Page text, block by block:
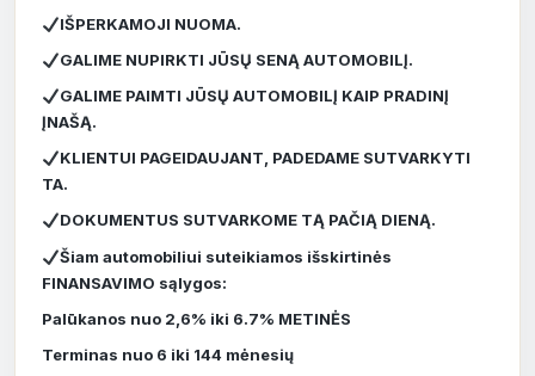
IŠPERKAMOJI NUOMA.
GALIME NUPIRKTI JŪSŲ SENĄ AUTOMOBILĮ.
GALIME PAIMTI JŪSŲ AUTOMOBILĮ KAIP PRADINĮ
ĮNAŠĄ.
KLIENTUI PAGEIDAUJANT, PADEDAME SUTVARKYTI
TA.
DOKUMENTUS SUTVARKOME TĄ PAČIĄ DIENĄ.
Šiam automobiliui suteikiamos išskirtinės
FINANSAVIMO sąlygos:
Palūkanos nuo 2,6% iki 6.7% METINĖS
Terminas nuo 6 iki 144 mėnesių